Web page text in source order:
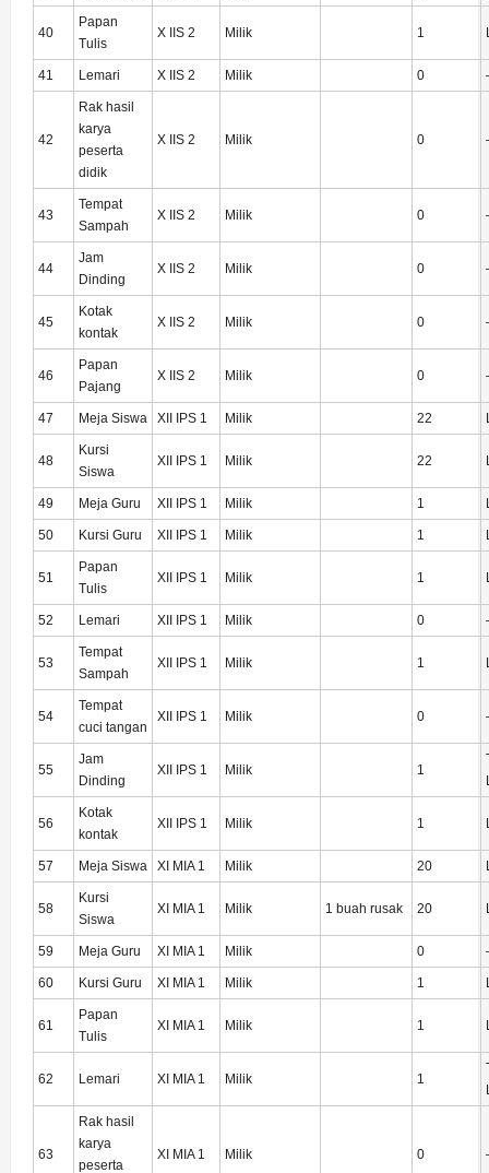
40
Papan
Tulis
X IIS 2 Milik 1
41 Lemari X IIS 2 Milik 0
42
Rak hasil
karya
peserta
didik
X IIS 2 Milik 0
43
Tempat
Sampah
X IIS 2 Milik 0
44
Jam
Dinding
X IIS 2 Milik 0
45
Kotak
kontak
X IIS 2 Milik 0
46
Papan
Pajang
X IIS 2 Milik 0
47 Meja Siswa XII IPS 1 Milik 22
48
Kursi
Siswa
XII IPS 1 Milik 22
49 Meja Guru XII IPS 1 Milik 1
50 Kursi Guru XII IPS 1 Milik 1
51
Papan
Tulis
XII IPS 1 Milik 1
52 Lemari XII IPS 1 Milik 0
53
Tempat
Sampah
XII IPS 1 Milik 1
54
Tempat
cuci tangan
XII IPS 1 Milik 0
55
Jam
Dinding
XII IPS 1 Milik 1
56
Kotak
kontak
XII IPS 1 Milik 1
57 Meja Siswa XI MIA 1 Milik 20
58
Kursi
Siswa
XI MIA 1 Milik 1 buah rusak 20
59 Meja Guru XI MIA 1 Milik 0
60 Kursi Guru XI MIA 1 Milik 1
61
Papan
Tulis
XI MIA 1 Milik 1
62 Lemari XI MIA 1 Milik 1
63
Rak hasil
karya
peserta
XI MIA 1 Milik 0